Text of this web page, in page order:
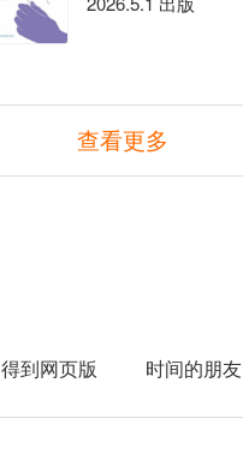
查看更多
得到网页版 时间的朋友